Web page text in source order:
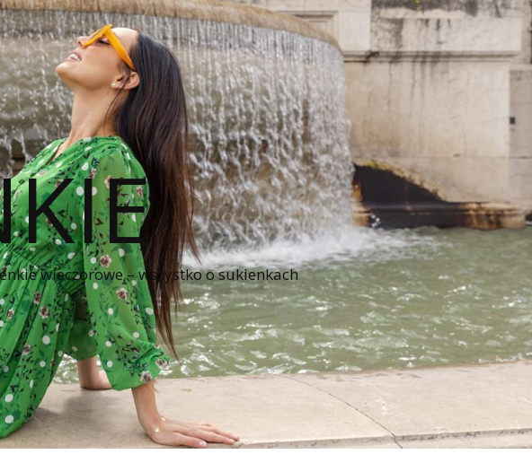
wieczorowe – wszystko o sukienkach